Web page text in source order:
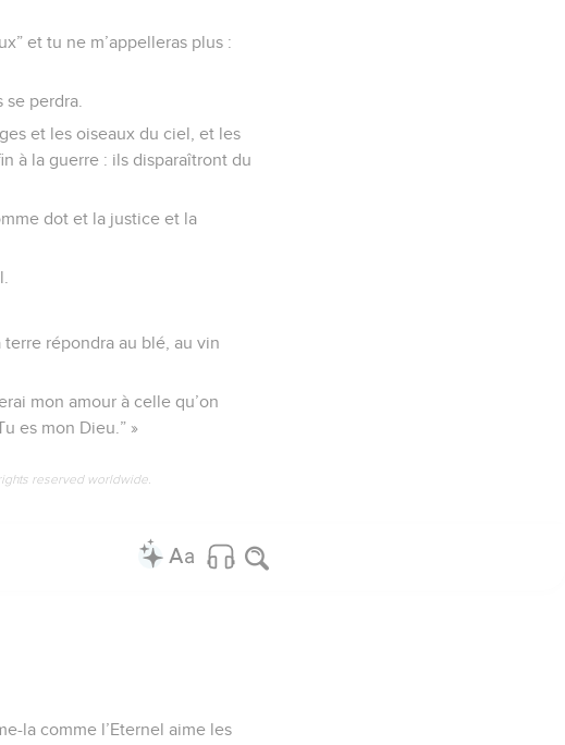
et tu ne m’appelleras plus :
perdra.
et les oiseaux du ciel, et les
à la guerre : ils disparaîtront du
dot et la justice et la
répondra au blé, au vin
mon amour à celle qu’on
es mon Dieu.” »
reserved worldwide.
la comme l’Eternel aime les